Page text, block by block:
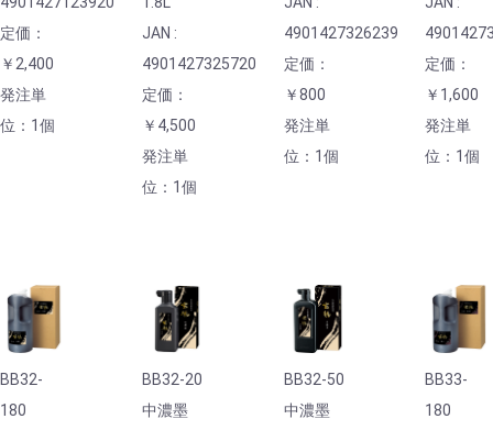
定価：
￥2,400
発注単
位：1個
JAN :
4901427325720
定価：
￥4,500
発注単
位：1個
4901427326239
定価：
￥800
発注単
位：1個
定価：
￥1,600
発注単
位：1個
BB32-
180
BB32-20
中濃墨
BB32-50
中濃墨
BB33-
180